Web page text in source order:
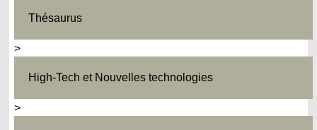
Thésaurus
>
High-Tech et Nouvelles technologies
>